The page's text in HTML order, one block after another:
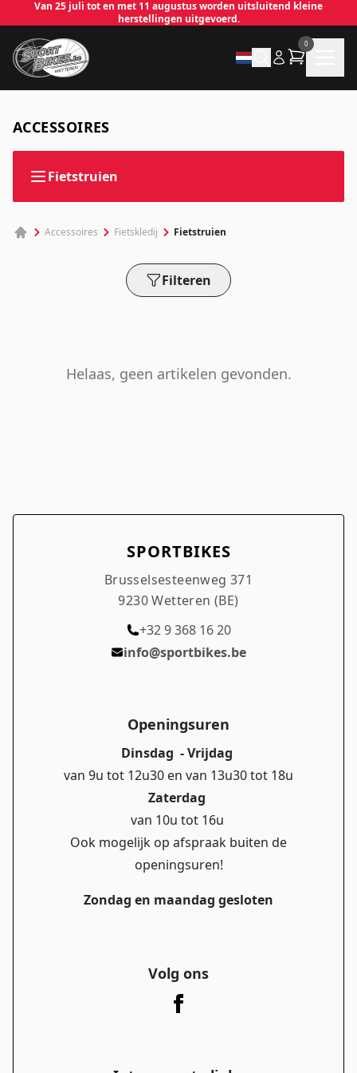
Van 25 juli tot en met 11 augustus worden uitsluitend kleine
herstellingen uitgevoerd.
0
ACCESSOIRES
Fietstruien
Accessoires Fietskledij Fietstruien
Filteren
Helaas, geen artikelen gevonden.
SPORTBIKES
Brusselsesteenweg 371
9230 Wetteren (BE)
+32 9 368 16 20
info@sportbikes.be
Openingsuren
Dinsdag - Vrijdag
van 9u tot 12u30 en van 13u30 tot 18u
Zaterdag
van 10u tot 16u
Ook mogelijk op afspraak buiten de
openingsuren!
Zondag en maandag gesloten
Volg ons